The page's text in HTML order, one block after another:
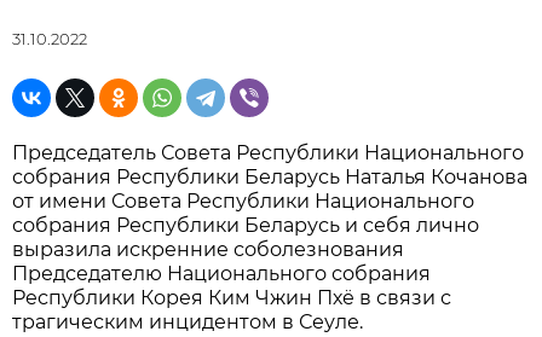
31.10.2022
Председатель Совета Республики Национального
собрания Республики Беларусь Наталья Кочанова
от имени Совета Республики Национального
собрания Республики Беларусь и себя лично
выразила искренние соболезнования
Председателю Национального собрания
Республики Корея Ким Чжин Пхё в связи с
трагическим инцидентом в Сеуле.